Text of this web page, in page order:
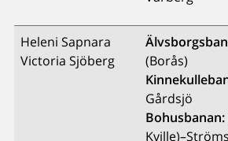
Heleni Sapnara
Victoria Sjöberg
(Borås)
Gårdsjö
Bohusbanan: